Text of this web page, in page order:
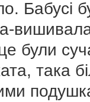
Бабусі
були
така